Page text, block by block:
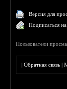
Версия для
Подписаться
Пользователи
|Обратная связь |